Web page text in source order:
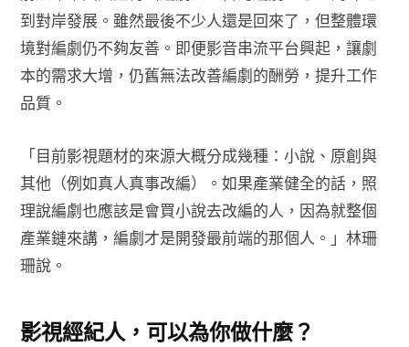
到對岸發展。雖然最後不少人還是回來了，但整體環
境對編劇仍不夠友善。即便影音串流平台興起，讓劇
本的需求大增，仍舊無法改善編劇的酬勞，提升工作
品質。
「目前影視題材的來源大概分成幾種：小說、原創與
其他（例如真人真事改編）。如果產業健全的話，照
理說編劇也應該是會買小說去改編的人，因為就整個
產業鏈來講，編劇才是開發最前端的那個人。」林珊
珊說。
影視經紀人，可以為你做什麼？